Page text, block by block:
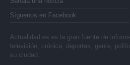
Síguenos en Facebook
Actualidad.es es la gran fuente de
televisión, crónica, deportes, gente,
su ciudad.